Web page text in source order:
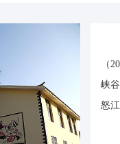
（
峡
怒